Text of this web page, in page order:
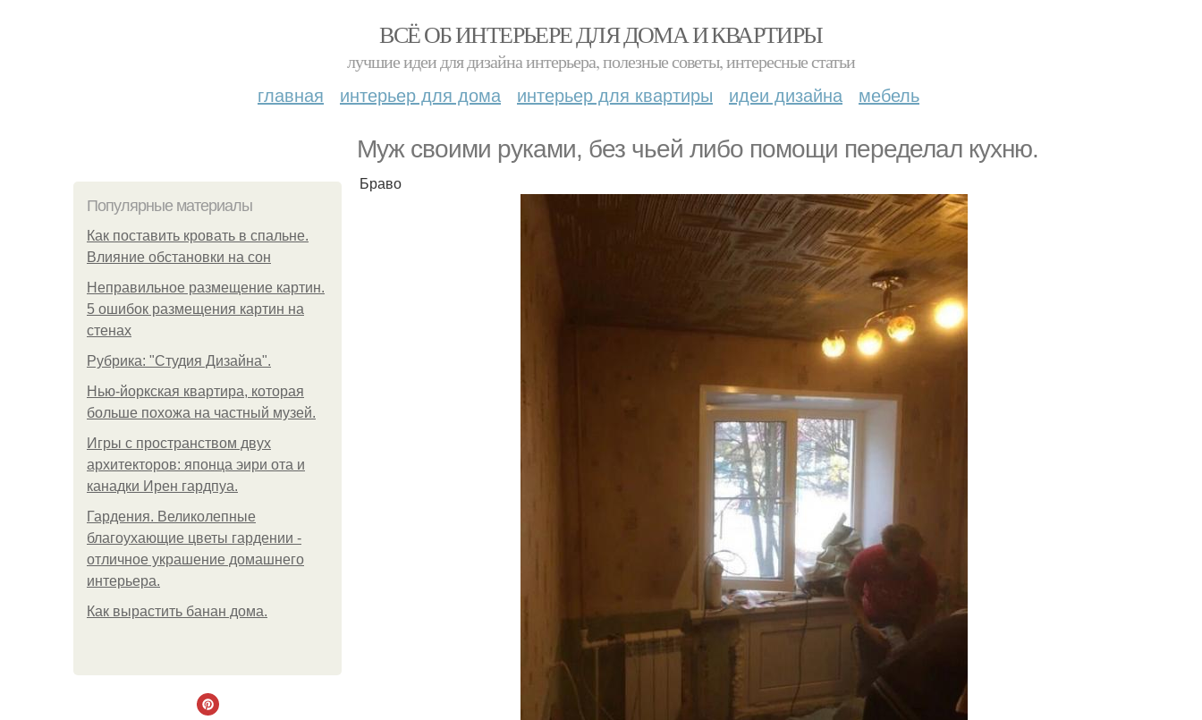
ВСЁ ОБ ИНТЕРЬЕРЕ ДЛЯ ДОМА И КВАРТИРЫ
лучшие идеи для дизайна интерьера, полезные советы, интересные статьи
главная интерьер для дома интерьер для квартиры идеи дизайна мебель
Муж своими руками, без чьей либо помощи переделал кухню.
Популярные материалы
Как поставить кровать в спальне.
Влияние обстановки на сон
Неправильное размещение картин.
5 ошибок размещения картин на
стенах
Рубрика: "Студия Дизайна".
Нью-йоркская квартира, которая
больше похожа на частный музей.
Игры с пространством двух
архитекторов: японца эири ота и
канадки Ирен гардпуа.
Гардения. Великолепные
благоухающие цветы гардении -
отличное украшение домашнего
интерьера.
Как вырастить банан дома.
Браво